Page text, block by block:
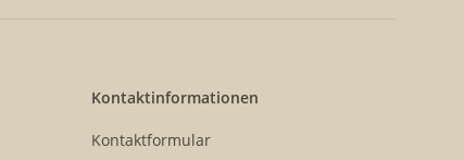
Kontaktinformationen
Kontaktformular